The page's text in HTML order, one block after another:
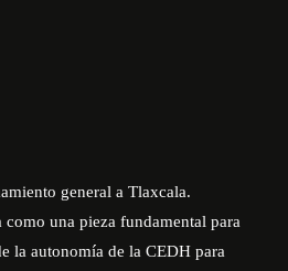
general a Tlaxcala.
una pieza fundamental para
la autonomía de la CEDH para